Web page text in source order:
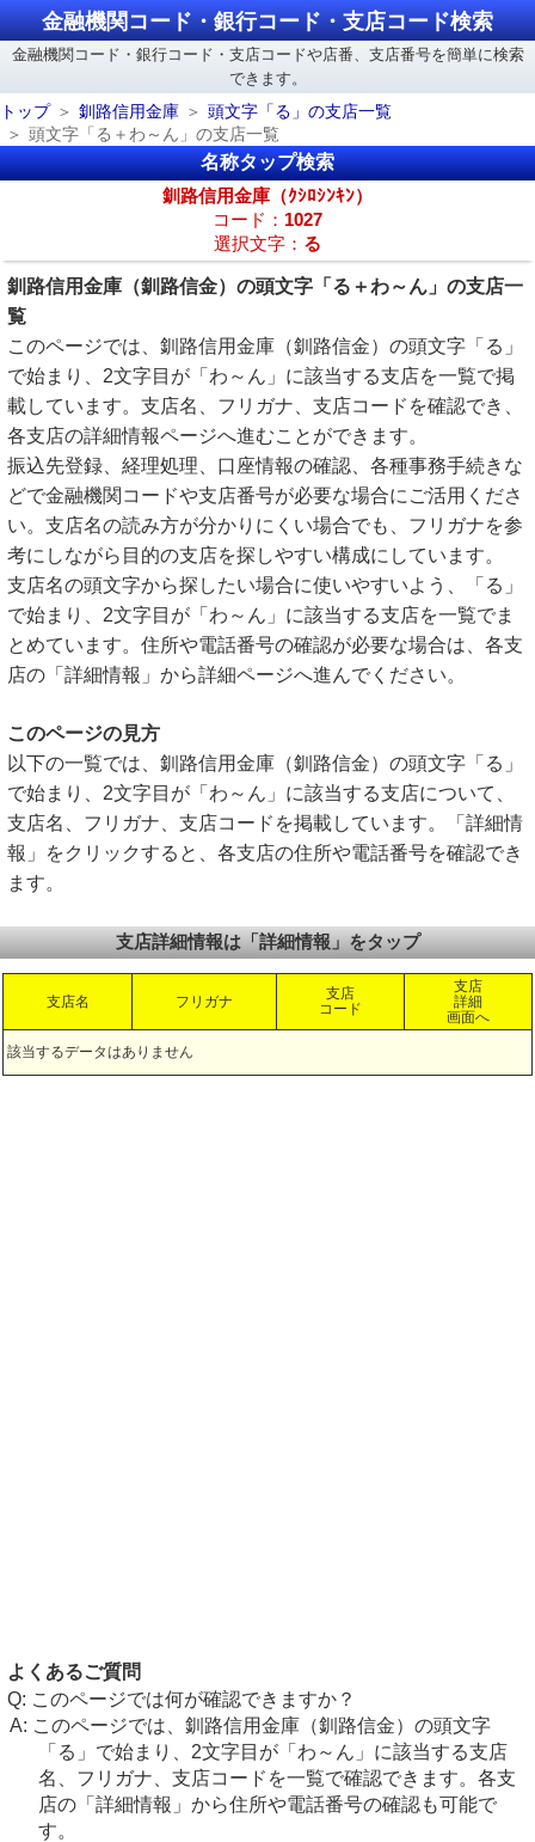
金融機関コード・銀行コード・支店コード検索
金融機関コード・銀行コード・支店コードや店番、支店番号を簡単に検索
できます。
トップ
釧路信用金庫
頭文字「る」の支店一覧
頭文字「る＋わ～ん」の支店一覧
名称タップ検索
釧路信用金庫（ｸｼﾛｼﾝｷﾝ）
コード： 1027
選択文字： る
釧路信用金庫（釧路信金）の頭文字「る＋わ～ん」の支店一
覧
このページでは、釧路信用金庫（釧路信金）の頭文字「る」
で始まり、2文字目が「わ～ん」に該当する支店を一覧で掲
載しています。支店名、フリガナ、支店コードを確認でき、
各支店の詳細情報ページへ進むことができます。
振込先登録、経理処理、口座情報の確認、各種事務手続きな
どで金融機関コードや支店番号が必要な場合にご活用くださ
い。支店名の読み方が分かりにくい場合でも、フリガナを参
考にしながら目的の支店を探しやすい構成にしています。
支店名の頭文字から探したい場合に使いやすいよう、「る」
で始まり、2文字目が「わ～ん」に該当する支店を一覧でま
とめています。住所や電話番号の確認が必要な場合は、各支
店の「詳細情報」から詳細ページへ進んでください。
このページの見方
以下の一覧では、釧路信用金庫（釧路信金）の頭文字「る」
で始まり、2文字目が「わ～ん」に該当する支店について、
支店名、フリガナ、支店コードを掲載しています。「詳細情
報」をクリックすると、各支店の住所や電話番号を確認でき
ます。
支店詳細情報は「詳細情報」をタップ
支店名 フリガナ
支店
コード
支店
詳細
画面へ
該当するデータはありません
よくあるご質問
このページでは何が確認できますか？
このページでは、釧路信用金庫（釧路信金）の頭文字
「る」で始まり、2文字目が「わ～ん」に該当する支店
名、フリガナ、支店コードを一覧で確認できます。各支
店の「詳細情報」から住所や電話番号の確認も可能で
す。